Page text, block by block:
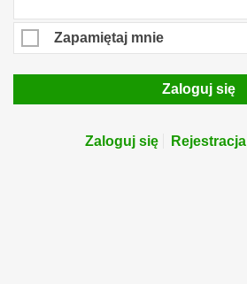
Zapamiętaj mnie
Zaloguj się
Zaloguj się Rejestracja